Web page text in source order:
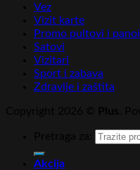
Vez
Vizit karte
Promo pultovi i panoi
Satovi
Vizitari
Sport i zabava
Zdravlje i zaštita
Akcija